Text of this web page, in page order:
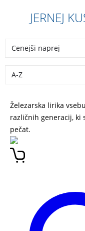
JERNEJ
Cenejši naprej
A-Z
Železarska lirika
različnih generacij, ki
pečat.